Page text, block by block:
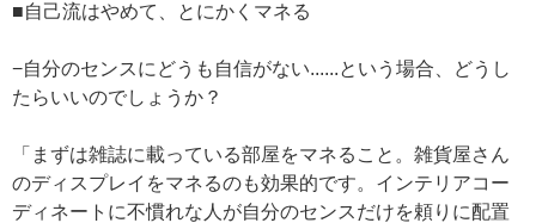
■自己流はやめて、とにかくマネる
−自分のセンスにどうも自信がない......という場合、どうし
たらいいのでしょうか？
「まずは雑誌に載っている部屋をマネること。雑貨屋さん
のディスプレイをマネるのも効果的です。インテリアコー
ディネートに不慣れな人が自分のセンスだけを頼りに配置